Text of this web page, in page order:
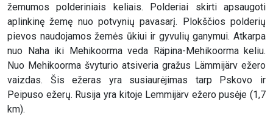
žemumos polderiniais keliais. Polderiai skirti apsaugoti
aplinkinę žemę nuo potvynių pavasarį. Plokščios polderių
pievos naudojamos žemės ūkiui ir gyvulių ganymui. Atkarpa
nuo Naha iki Mehikoorma veda Räpina-Mehikoorma keliu.
Nuo Mehikoorma švyturio atsiveria gražus Lämmijärv ežero
vaizdas. Šis ežeras yra susiaurėjimas tarp Pskovo ir
Peipuso ežerų. Rusija yra kitoje Lemmijärv ežero pusėje (1,7
km).